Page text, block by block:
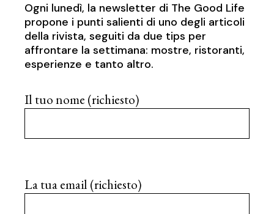
Ogni lunedì, la newsletter di The Good Life
propone i punti salienti di uno degli articoli
della rivista, seguiti da due tips per
affrontare la settimana: mostre, ristoranti,
esperienze e tanto altro.
Il tuo nome (richiesto)
La tua email (richiesto)